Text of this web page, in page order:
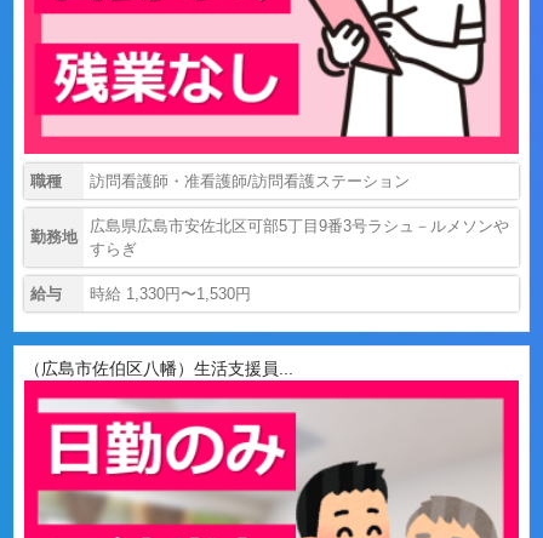
職種 訪問看護師・准看護師/訪問看護ステーション
勤務地
広島県広島市安佐北区可部5丁目9番3号ラシュ－ルメソンや
すらぎ
給与 時給 1,330円〜1,530円
（広島市佐伯区八幡）生活支援員...